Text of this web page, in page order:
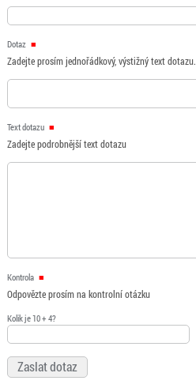
Dotaz
Zadejte prosím jednořádkový, výstižný text dotazu.
Text dotazu
Zadejte podrobnější text dotazu
Kontrola
Odpovězte prosím na kontrolní otázku
Kolik je 10 + 4?